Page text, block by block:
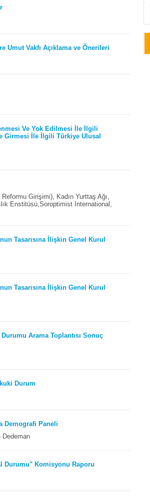
Umut Vakfı Açıklama ve Önerileri
Ve Yok Edilmesi İle İlgili
Girmesi İle İlgili Türkiye Ulusal
Girişimi), Kadın Yurttaş Ağı,
Enstitüsü,Soroptimist International,
Tasarısına İlişkin Genel Kurul
Tasarısına İlişkin Genel Kurul
Arama Toplantısı Sonuç
Durum
Demografi Paneli
Dedeman
Durumu" Komisyonu Raporu